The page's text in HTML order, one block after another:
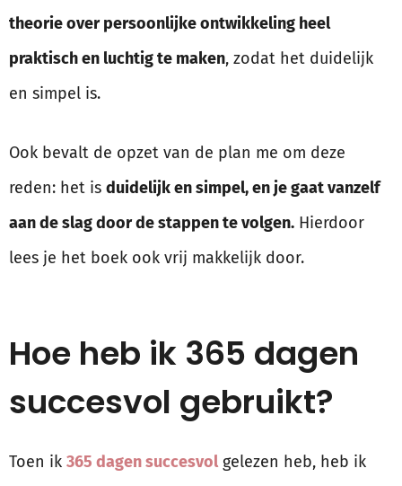
theorie over persoonlijke ontwikkeling heel
praktisch en luchtig te maken, zodat het duidelijk
en simpel is.
Ook bevalt de opzet van de plan me om deze
reden: het is duidelijk en simpel, en je gaat vanzelf
aan de slag door de stappen te volgen. Hierdoor
lees je het boek ook vrij makkelijk door.
Hoe heb ik 365 dagen
succesvol gebruikt?
Toen ik 365 dagen succesvolgelezen heb, heb ik